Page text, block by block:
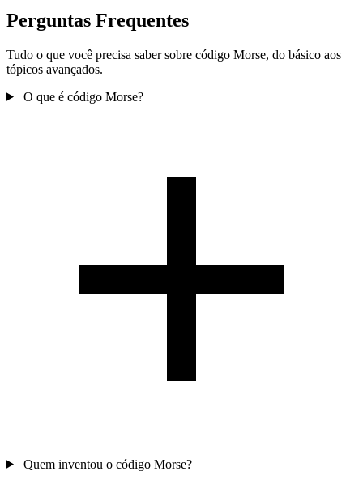
Perguntas Frequentes
Tudo o que você precisa saber sobre código Morse, do básico aos
tópicos avançados.
O que é código Morse?
Quem inventou o código Morse?